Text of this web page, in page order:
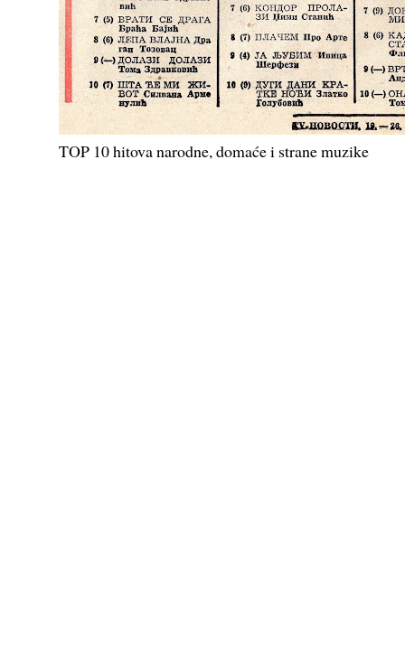
TOP 10 hitova narodne, domaće i strane muzike